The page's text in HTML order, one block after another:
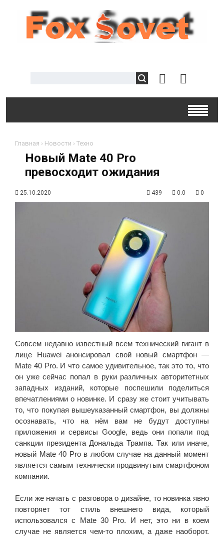
Главная › Новости › Техно
Новый Mate 40 Pro
превосходит ожидания
25.10.2020 439 0.0 0
Совсем недавно известный всем технический гигант в
лице Huawei анонсировал свой новый смартфон —
Mate 40 Pro. И что самое удивительное, так это то, что
он уже сейчас попал в руки различных авторитетных
западных изданий, которые поспешили поделиться
впечатлениями о новинке. И сразу же стоит учитывать
то, что покупая вышеуказанный смартфон, вы должны
осознавать, что на нём вам не будут доступны
приложения и сервисы Google, ведь они попали под
санкции президента Дональда Трампа. Так или иначе,
новый Mate 40 Pro в любом случае на данный момент
является самым технически продвинутым смартфоном
компании.
Если же начать с разговора о дизайне, то новинка явно
повторяет тот стиль внешнего вида, который
использовался с Mate 30 Pro. И нет, это ни в коем
случае не является чем-то плохим, а даже наоборот.